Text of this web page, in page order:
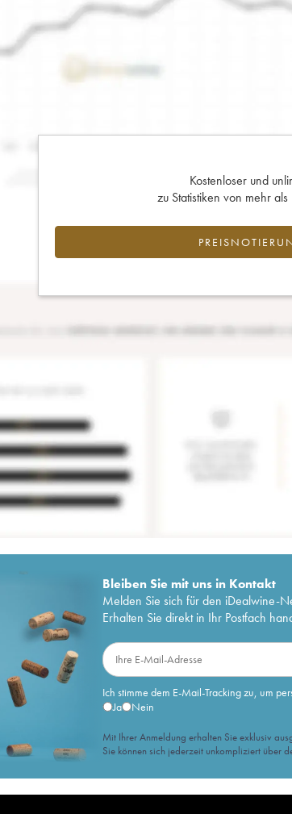
Kostenloser und
zu Statistiken von mehr
Bleiben Sie mit uns in Kontakt
Melden Sie sich für den iDealwine-
Erhalten Sie direkt in Ihr Postfach
Ich stimme dem E-Mail-Tracking zu, um
Ja
Nein
Mit Ihrer Anmeldung erhalten Sie exklusiv
Sie können sich jederzeit unkompliziert über